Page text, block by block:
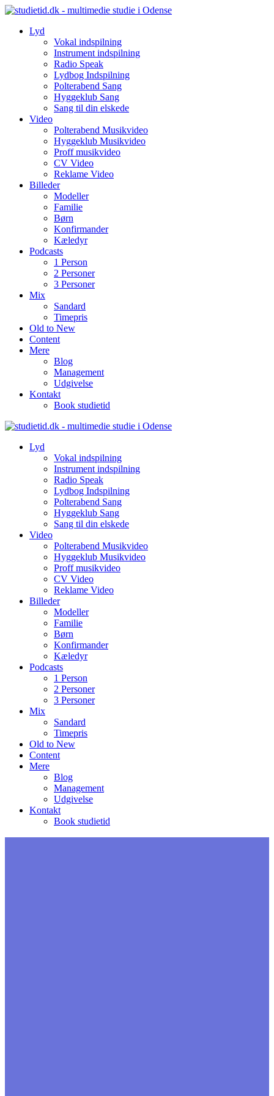
Skip
contentLyd
Vokal indspilning
Instrument indspilning
Radio Speak
Lydbog Indspilning
Polterabend Sang
Hyggeklub Sang
Sang til din elskede
Video
Polterabend Musikvideo
Hyggeklub Musikvideo
Proff musikvideo
CV Video
Reklame Video
Billeder
Modeller
Familie
Børn
Konfirmander
Kæledyr
Podcasts
1 Person
2 Personer
3 Personer
Mix
Sandard
Timepris
Old to New
Content
Mere
Blog
Management
Udgivelse
Kontakt
Book studietid
Lyd
Vokal indspilning
Instrument indspilning
Radio Speak
Lydbog Indspilning
Polterabend Sang
Hyggeklub Sang
Sang til din elskede
Video
Polterabend Musikvideo
Hyggeklub Musikvideo
Proff musikvideo
CV Video
Reklame Video
Billeder
Modeller
Familie
Børn
Konfirmander
Kæledyr
Podcasts
1 Person
2 Personer
3 Personer
Mix
Sandard
Timepris
Old to New
Content
Mere
Blog
Management
Udgivelse
Kontakt
Book studietid